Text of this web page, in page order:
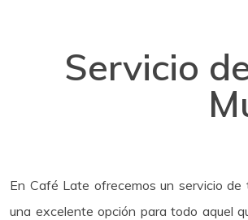
Servicio
En Café Late ofrecemos un servicio
una excelente opción para todo aquel